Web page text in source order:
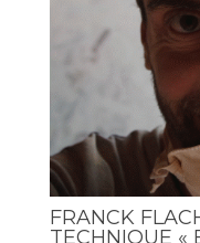
FRANCK
TECHNIQUE «